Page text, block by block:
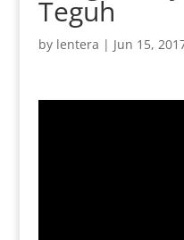
Teguh
by lentera | Jun 15,